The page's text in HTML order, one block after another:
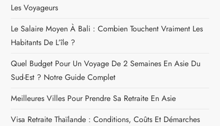
Les Voyageurs
Le Salaire Moyen À Bali : Combien Touchent Vraiment Les
Habitants De L’île ?
Quel Budget Pour Un Voyage De 2 Semaines En Asie Du
Sud-Est ? Notre Guide Complet
Meilleures Villes Pour Prendre Sa Retraite En Asie
Visa Retraite Thaïlande : Conditions, Coûts Et Démarches